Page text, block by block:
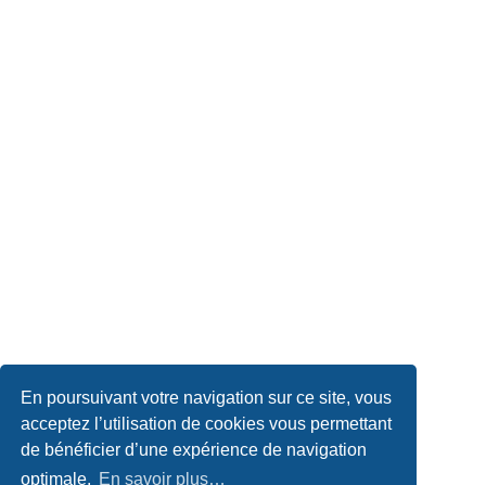
En poursuivant votre navigation sur ce site, vous
acceptez l’utilisation de cookies vous permettant
de bénéficier d’une expérience de navigation
optimale. En savoir plus…